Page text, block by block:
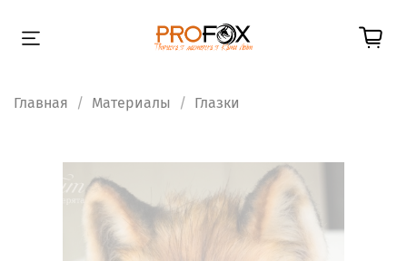
Главная Материалы Глазки